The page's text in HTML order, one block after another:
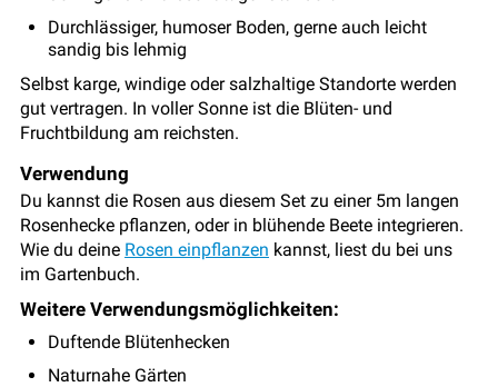
Durchlässiger, humoser Boden, gerne auch leicht
sandig bis lehmig
Selbst karge, windige oder salzhaltige Standorte werden
gut vertragen. In voller Sonne ist die Blüten- und
Fruchtbildung am reichsten.
Verwendung
Du kannst die Rosen aus diesem Set zu einer 5m langen
Rosenhecke pflanzen, oder in blühende Beete integrieren.
Wie du deine Rosen einpflanzen kannst, liest du bei uns
im Gartenbuch.
Weitere Verwendungsmöglichkeiten:
Duftende Blütenhecken
Naturnahe Gärten